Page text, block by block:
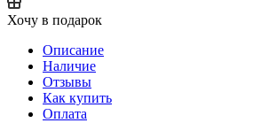
Хочу в подарок
Описание
Наличие
Отзывы
Как купить
Оплата